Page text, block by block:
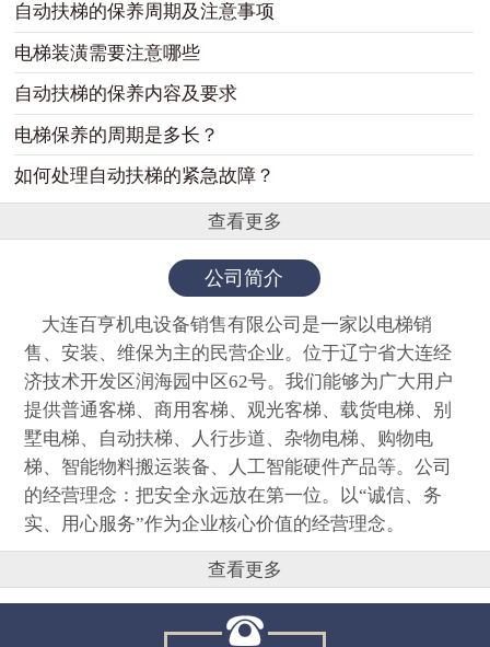
自动扶梯的保养周期及注意事项
电梯装潢需要注意哪些
自动扶梯的保养内容及要求
电梯保养的周期是多长？
如何处理自动扶梯的紧急故障？
查看更多
公司简介
大连百亨机电设备销售有限公司是一家以电梯销
售、安装、维保为主的民营企业。位于辽宁省大连经
济技术开发区润海园中区62号。我们能够为广大用户
提供普通客梯、商用客梯、观光客梯、载货电梯、别
墅电梯、自动扶梯、人行步道、杂物电梯、购物电
梯、智能物料搬运装备、人工智能硬件产品等。公司
的经营理念：把安全永远放在第一位。以“诚信、务
实、用心服务”作为企业核心价值的经营理念。
查看更多
